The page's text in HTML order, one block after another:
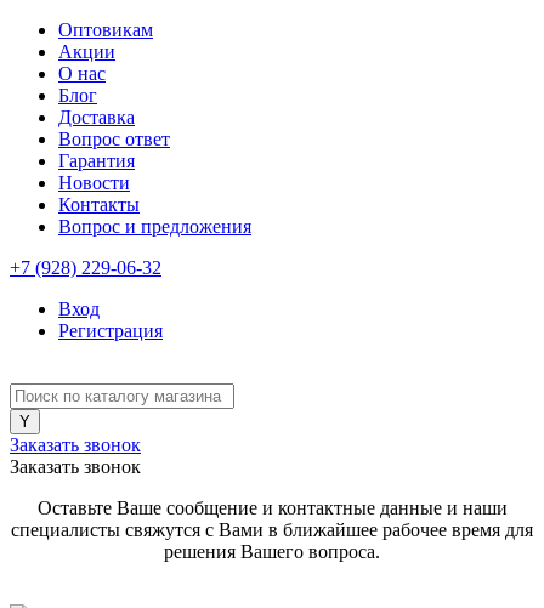
Оптовикам
Акции
О нас
Блог
Доставка
Вопрос ответ
Гарантия
Новости
Контакты
Вопрос и предложения
+7 (928) 229-06-32
Вход
Регистрация
Заказать звонок
Заказать звонок
Оставьте Ваше сообщение и контактные данные и наши
специалисты свяжутся с Вами в ближайшее рабочее время для
решения Вашего вопроса.